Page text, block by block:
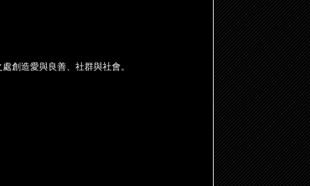
創造愛與良善、社群與社會。